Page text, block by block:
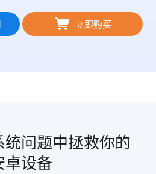
立即购买
问题中拯救你的
卓设备